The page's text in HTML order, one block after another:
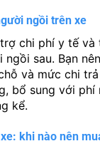
ngồi trên xe
chi phí y tế
sau. Bạn
và mức chi
bổ sung với phí
kể.
khi nào nên